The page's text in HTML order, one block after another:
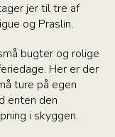
jer til tre af
og Praslin.
bugter og rolige
Her er der
ture på egen
enten den
i skyggen.